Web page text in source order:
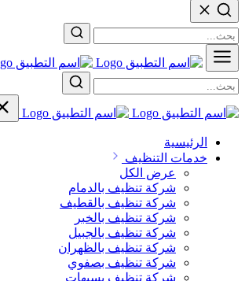
الرئيسية
خدمات التنظيف
عرض الكل
شركة تنظيف بالدمام
شركة تنظيف بالقطيف
شركة تنظيف بالخبر
شركة تنظيف بالجبيل
شركة تنظيف بالظهران
شركة تنظيف بصفوي
شركة تنظيف بسيهات